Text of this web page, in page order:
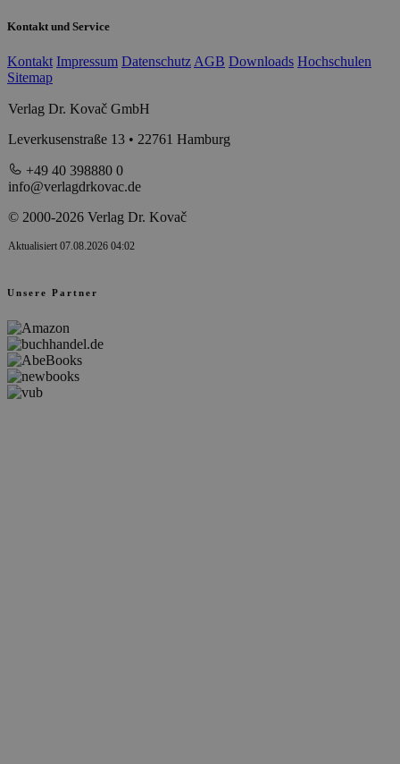
Kontakt und Service
Kontakt Impressum Datenschutz AGB Downloads Hochschulen
Sitemap
Verlag Dr. Kovač GmbH
Leverkusenstraße 13 • 22761 Hamburg
+49 40 398880 0
info@verlagdrkovac.de
© 2000-2026 Verlag Dr. Kovač
Aktualisiert 07.08.2026 04:02
Unsere Partner